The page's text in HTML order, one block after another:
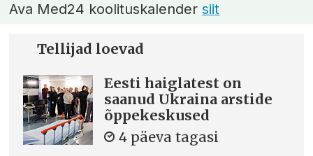
Ava Med24 koolituskalendersiit
Tellijad loevad
Eesti haiglatest on
saanud Ukraina arstide
õppekeskused
4 päeva tagasi